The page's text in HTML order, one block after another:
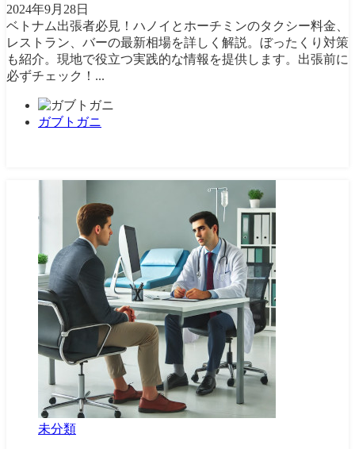
2024年9月28日
ベトナム出張者必見！ハノイとホーチミンのタクシー料金、
レストラン、バーの最新相場を詳しく解説。ぼったくり対策
も紹介。現地で役立つ実践的な情報を提供します。出張前に
必ずチェック！...
ガブトガニ
未分類